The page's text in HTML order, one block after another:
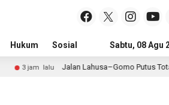
Hukum Sosial Pendidikan
Sabtu, 08 Agu
Lahusa–Gomo Putus Total Diterjang